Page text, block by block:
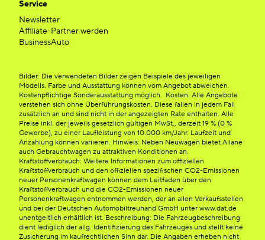
Service
Newsletter
Affiliate-Partner werden
BusinessAuto
Bilder: Die verwendeten Bilder zeigen Beispiele des jeweiligen
Modells. Farbe und Ausstattung können vom Angebot abweichen.
Kostenpflichtige Sonderausstattung möglich. Kosten: Alle Angebote
verstehen sich ohne Überführungskosten. Diese fallen in jedem Fall
zusätzlich an und sind nicht in der angezeigten Rate enthalten. Alle
Preise inkl. der jeweils gesetzlich gültigen MwSt., derzeit 19 % (0 %
Gewerbe), zu einer Laufleistung von 10.000 km/Jahr. Laufzeit und
Anzahlung können variieren. Hinweis: Neben Neuwagen bietet Allane
auch Gebrauchtwagen zu attraktiven Konditionen an.
Kraftstoffverbrauch: Weitere Informationen zum offiziellen
Kraftstoffverbrauch und den offiziellen spezifischen CO2-Emissionen
neuer Personenkraftwagen können dem Leitfaden über den
Kraftstoffverbrauch und die CO2-Emissionen neuer
Personenkraftwagen entnommen werden, der an allen Verkaufsstellen
und bei der Deutschen Automobiltreuhand GmbH unter www.dat.de
unentgeltlich erhältlich ist. Beschreibung: Die Fahrzeugbeschreibung
dient lediglich der allg. Identifizierung des Fahrzeuges und stellt keine
Zusicherung im kaufrechtlichen Sinn dar. Die Angaben erheben nicht